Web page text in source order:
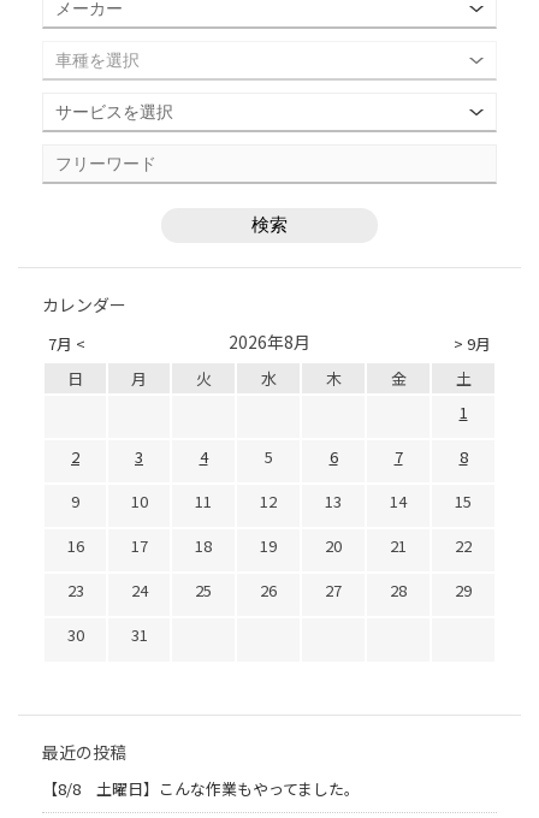
カレンダー
7月 < > 9月
2026年8月
日 月 火 水 木 金
土
1
2
3 4 5 6 7
8
9
10 11 12 13 14
15
16
17 18 19 20 21
22
23
24 25 26 27 28
29
30
31
最近の投稿
【8/8 土曜日】こんな作業もやってました。